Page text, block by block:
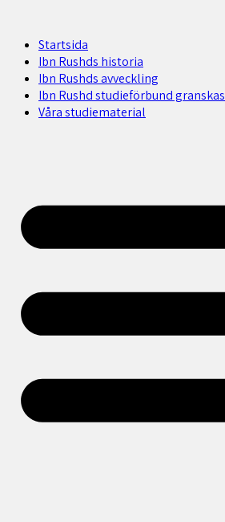
Startsida
Ibn Rushds historia
Ibn Rushds avveckling
Ibn Rushd studieförbund granskas​
Våra studiematerial